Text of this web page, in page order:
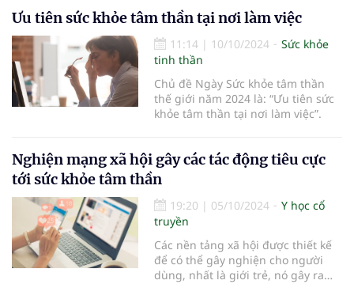
hướng đến.
Ưu tiên sức khỏe tâm thần tại nơi làm việc
11:14 | 10/10/2024
Sức khỏe
tinh thần
Chủ đề Ngày Sức khỏe tâm thần
thế giới năm 2024 là: “Ưu tiên sức
khỏe tâm thần tại nơi làm việc”.
Nghiện mạng xã hội gây các tác động tiêu cực
tới sức khỏe tâm thần
19:20 | 05/10/2024
Y học cổ
truyền
Các nền tảng xã hội được thiết kế
để có thể gây nghiện cho người
dùng, nhất là giới trẻ, nó gây ra